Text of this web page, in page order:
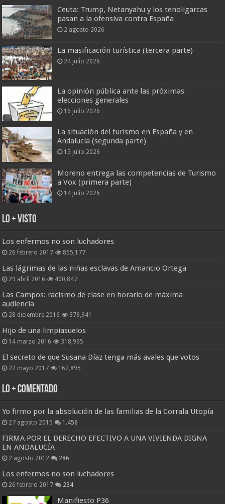
Ceuta: Trump, Netanyahu y los tenoligarcas
pasan a la ofensiva contra España
2 agosto 2026
La masificación turística (tercera parte)
24 julio 2026
La opinión pública ante las próximas
elecciones generales
16 julio 2026
La situación del turismo en España y en
Andalucía (segunda parte)
15 julio 2026
Moreno entrega las competencias de Turismo
a Vox (primera parte)
14 julio 2026
Lo + Visto
Los enfermos no son luchadores
26 febrero 2017 855,177
Las lágrimas de las niñas esclavas de Amancio Ortega
29 abril 2016 400,847
Las Campos: racismo de clase en horario de máxima
audiencia
28 diciembre 2016 379,941
Hijo de una limpiasuelos
14 marzo 2016 318,995
El secreto de que Susana Díaz tenga más avales que votos
22 mayo 2017 162,895
Lo + Comentado
Yo firmo por la absolución de las familias de la Corrala Utopía
27 agosto 2015 1.456
FIRMA POR EL DERECHO EFECTIVO A UNA VIVIENDA DIGNA
EN ANDALUCÍA
2 agosto 2012 286
Los enfermos no son luchadores
26 febrero 2017 234
Manifiesto P36